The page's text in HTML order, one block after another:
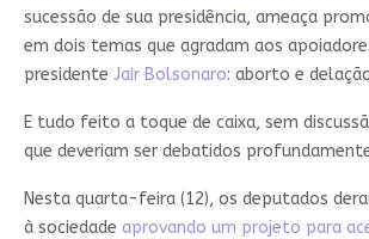
sucessão de sua presidência, ameaça
em dois temas que agradam aos
presidente Jair Bolsonaro: aborto e
E tudo feito a toque de caixa, sem
que deveriam ser debatidos
Nesta quarta-feira (12), os deputados
à sociedade aprovando um projeto para